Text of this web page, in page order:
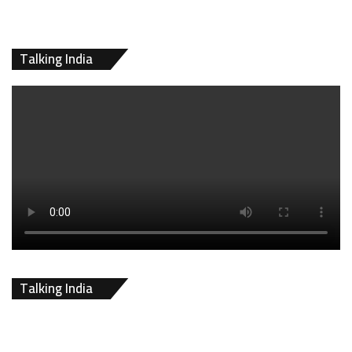
Talking India
Talking India